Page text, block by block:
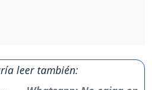
leer también: